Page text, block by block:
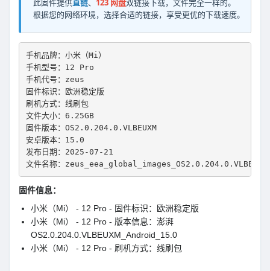
此固件提供直链、 123 网盘双链接下载，文件完全一样的。
根据您的网络环境，选择合适的链接，享受更优的下载速度。
手机品牌：小米（Mi）
手机型号：12 Pro
手机代号：zeus
固件标识：欧洲稳定版
刷机方式：线刷包
文件大小：6.25GB
固件版本：OS2.0.204.0.VLBEUXM
安卓版本：15.0
发布日期：2025-07-21
文件名称：
固件信息：
小米（Mi） - 12 Pro - 固件标识：欧洲稳定版
小米（Mi） - 12 Pro - 版本信息：澎湃
OS2.0.204.0.VLBEUXM_Android_15.0
小米（Mi） - 12 Pro - 刷机方式：线刷包